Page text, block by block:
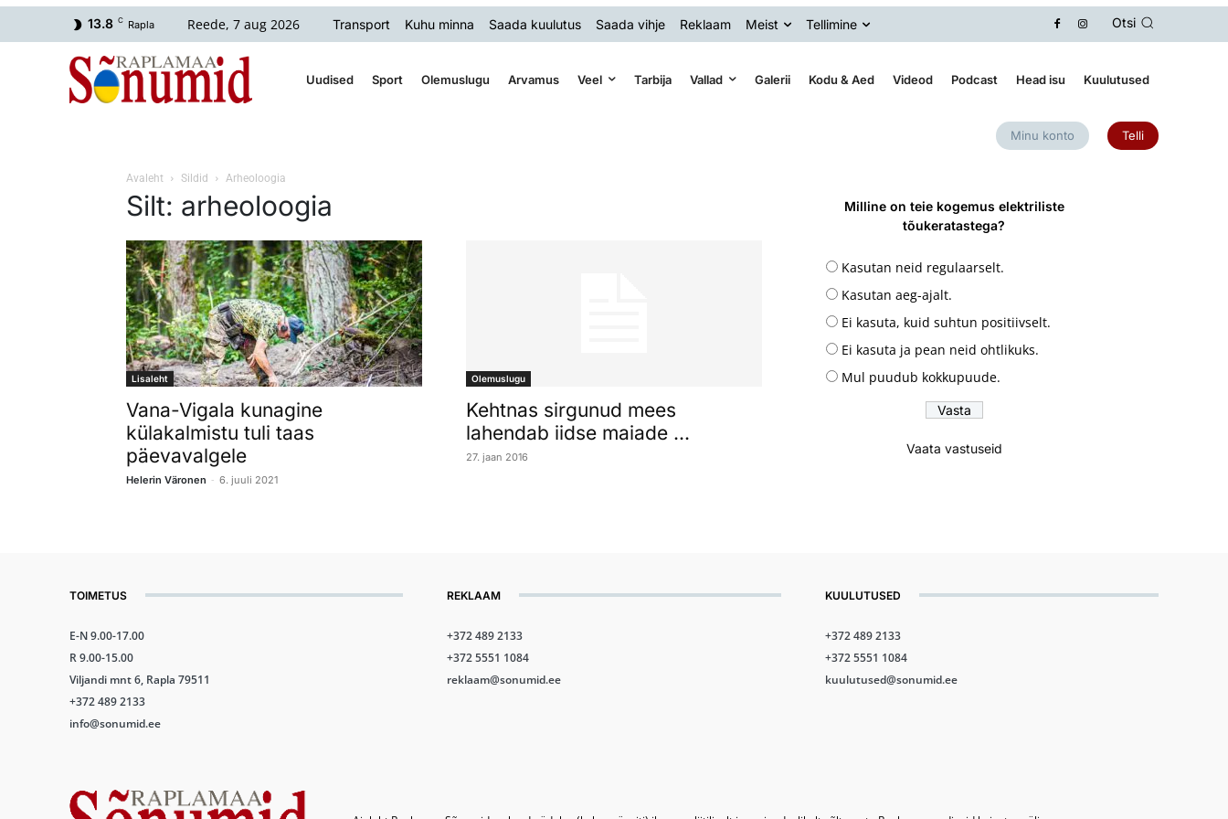
13.8 C Rapla Reede, 7 aug 2026 Transport Kuhu minna Saada kuulutus Saada vihje Reklaam Meist Tellimine Otsi
Uudised Sport Olemuslugu Arvamus Veel Tarbija Vallad Galerii Kodu & Aed Videod Podcast Head isu Kuulutused
Minu konto Telli
Avaleht Sildid Arheoloogia
Silt: arheoloogia
Lisaleht
Vana-Vigala kunagine
külakalmistu tuli taas
päevavalgele
Helerin Väronen - 6. juuli 2021
Olemuslugu
Kehtnas sirgunud mees
lahendab iidse maiade ...
27. jaan 2016
Milline on teie kogemus elektriliste
tõukeratastega?
Kasutan neid regulaarselt.
Kasutan aeg-ajalt.
Ei kasuta, kuid suhtun positiivselt.
Ei kasuta ja pean neid ohtlikuks.
Mul puudub kokkupuude.
Vaata vastuseid
TOIMETUS
E-N 9.00-17.00
R 9.00-15.00
Viljandi mnt 6, Rapla 79511
+372 489 2133
info@sonumid.ee
REKLAAM
+372 489 2133
+372 5551 1084
reklaam@sonumid.ee
KUULUTUSED
+372 489 2133
+372 5551 1084
kuulutused@sonumid.ee